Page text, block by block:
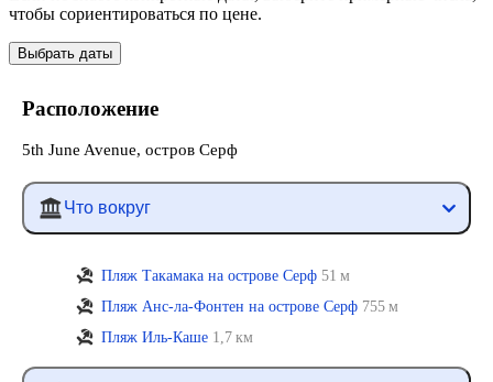
чтобы сориентироваться по цене.
Выбрать даты
Расположение
5th June Avenue, остров Серф
Что вокруг
Пляж Такамака на острове Серф 51 м
Пляж Анс-ла-Фонтен на острове Серф 755 м
Пляж Иль-Каше 1,7 км